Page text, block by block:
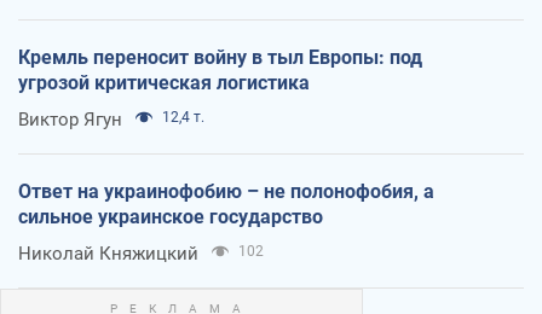
Кремль переносит войну в тыл Европы: под
угрозой критическая логистика
Виктор Ягун 12,4 т.
Ответ на украинофобию – не полонофобия, а
сильное украинское государство
Николай Княжицкий 102